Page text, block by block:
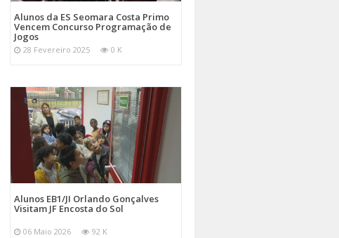
Alunos da ES Seomara Costa Primo
Vencem Concurso Programação de
Jogos
28 Fevereiro 2025 0 K
Alunos EB1/JI Orlando Gonçalves
Visitam JF Encosta do Sol
06 Maio 2026 92 K